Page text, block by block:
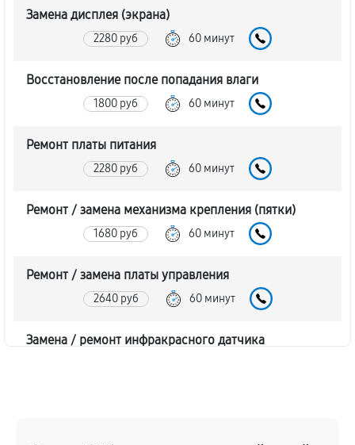
Замена дисплея (экрана)
2280 руб 60 минут
Восстановление после попадания влаги
1800 руб 60 минут
Ремонт платы питания
2280 руб 60 минут
Ремонт / замена механизма крепления (пятки)
1680 руб 60 минут
Ремонт / замена платы управления
2640 руб 60 минут
Замена / ремонт инфракрасного датчика